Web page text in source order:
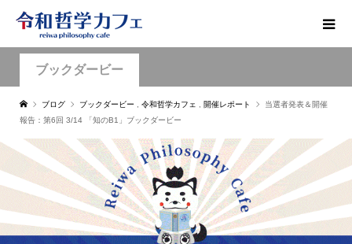
ブックダービー
ブログ ブックダービー 令和哲学カフェ 開催レポート
当選者発表＆開催
報告：第6回 3/14 「知のB1」ブックダービー